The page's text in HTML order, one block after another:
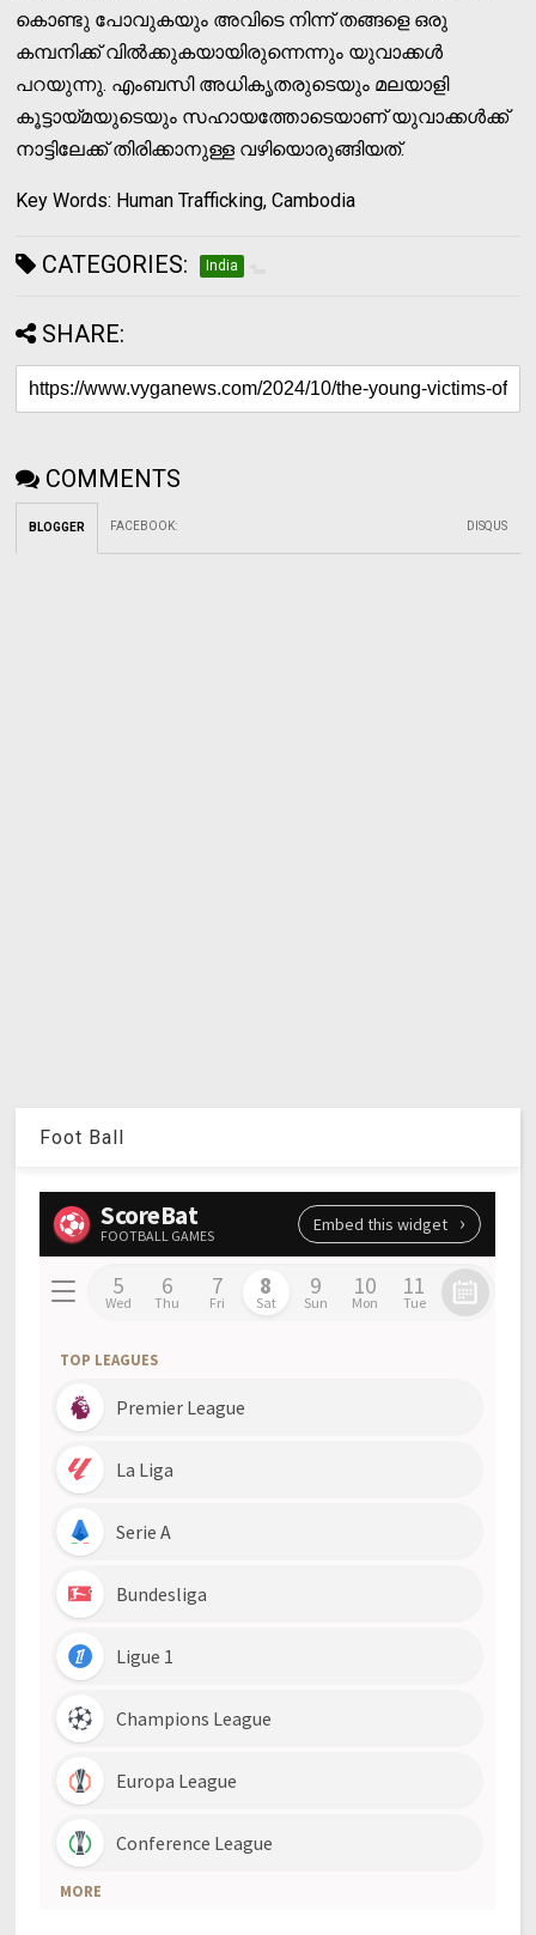
കൊണ്ടു പോവുകയും അവിടെ നിന്ന് തങ്ങളെ ഒരു
കമ്പനിക്ക് വില്‍ക്കുകയായിരുന്നെന്നും യുവാക്കള്‍
പറയുന്നു. എംബസി അധികൃതരുടെയും മലയാളി
കൂട്ടായ്മയുടെയും സഹായത്തോടെയാണ് യുവാക്കള്‍ക്ക്
നാട്ടിലേക്ക് തിരിക്കാനുള്ള വഴിയൊരുങ്ങിയത്.
Key Words: Human Trafficking, Cambodia
CATEGORIES: India
SHARE:
COMMENTS
BLOGGER FACEBOOK: DISQUS
Foot Ball